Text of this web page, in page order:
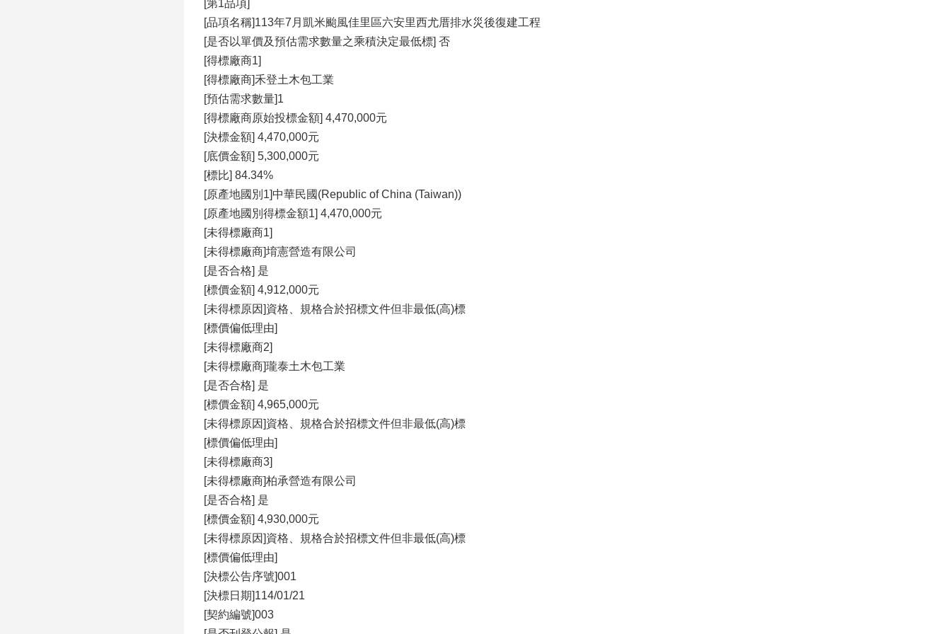
[第1品項]
[品項名稱]113年7月凱米颱風佳里區六安里西尤厝排水災後復建工程
[是否以單價及預估需求數量之乘積決定最低標] 否
[得標廠商1]
[得標廠商]禾登土木包工業
[預估需求數量]1
[得標廠商原始投標金額] 4,470,000元
[決標金額] 4,470,000元
[底價金額] 5,300,000元
[標比] 84.34%
[原產地國別1]中華民國(Republic of China (Taiwan))
[原產地國別得標金額1] 4,470,000元
[未得標廠商1]
[未得標廠商]堉憲營造有限公司
[是否合格] 是
[標價金額] 4,912,000元
[未得標原因]資格、規格合於招標文件但非最低(高)標
[標價偏低理由]
[未得標廠商2]
[未得標廠商]瓏泰土木包工業
[是否合格] 是
[標價金額] 4,965,000元
[未得標原因]資格、規格合於招標文件但非最低(高)標
[標價偏低理由]
[未得標廠商3]
[未得標廠商]柏承營造有限公司
[是否合格] 是
[標價金額] 4,930,000元
[未得標原因]資格、規格合於招標文件但非最低(高)標
[標價偏低理由]
[決標公告序號]001
[決標日期]114/01/21
[契約編號]003